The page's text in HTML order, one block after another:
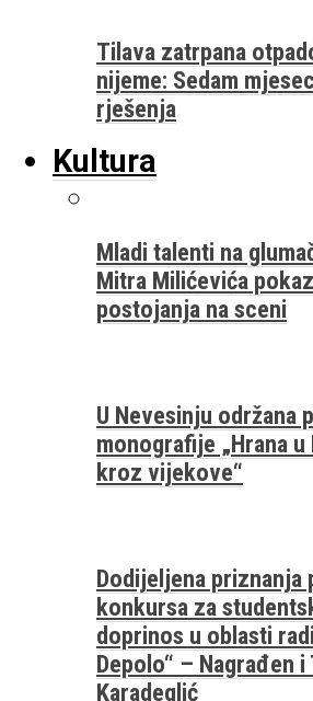
Tilava zatrpana
nijeme: Sedam
rješenja
Kultura
Mladi talenti na
Mitra Milićevića
postojanja na sceni
U Nevesinju održana
monografije „Hrana
kroz vijekove“
Dodijeljena priznanja
konkursa za
doprinos u oblasti
Depolo“ – Nagrađen
Karadeglić